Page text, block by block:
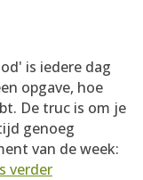
is iedere dag
opgave, hoe
De truc is om je
genoeg
van de week:
verder